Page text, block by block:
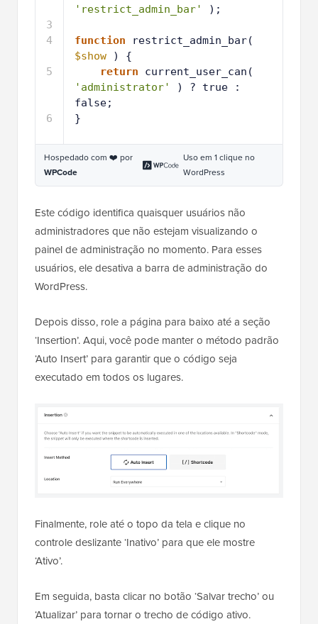
3
4
5
6
'restrict_admin_bar' );
function
$show
) {
return
'administrator'
) ? true :
false;
}
Hospedado com ❤️ por
WPCode
Uso em 1 clique no
WordPress
Este código identifica quaisquer usuários não
administradores que não estejam visualizando o
painel de administração no momento. Para esses
usuários, ele desativa a barra de administração do
WordPress.
Depois disso, role a página para baixo até a seção
‘Insertion’. Aqui, você pode manter o método padrão
‘Auto Insert’ para garantir que o código seja
executado em todos os lugares.
Finalmente, role até o topo da tela e clique no
controle deslizante ‘Inativo’ para que ele mostre
‘Ativo’.
Em seguida, basta clicar no botão ‘Salvar trecho’ ou
‘Atualizar’ para tornar o trecho de código ativo.